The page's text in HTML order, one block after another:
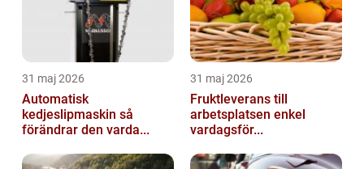
31 maj 2026
Automatisk
kedjeslipmaskin så
förändrar den varda...
31 maj 2026
Fruktleverans till
arbetsplatsen enkel
vardagsför...